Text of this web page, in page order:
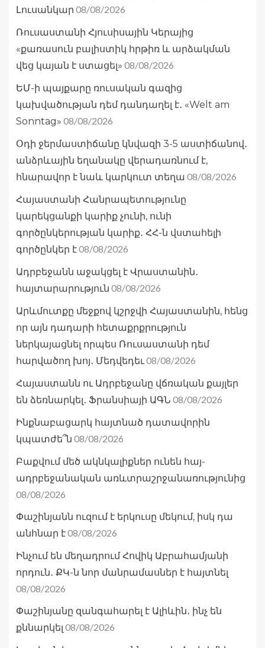
Լուսանկար 08/08/2026
Ռուսաստանի Հյուսիսային Կերայից
«քառասուն բալիստիկ հրթիռ և արձակման
վեց կայան է ստացել» 08/08/2026
ԵՄ-ի պայքարը ռուսական գազից
կախվածության դեմ դանդաղել է․ «Welt am
Sonntag» 08/08/2026
Օդի ջերմաստիճանը կնվազի 3-5 աստիճանով․
անձրևային եղանակը վերադառնում է,
հնարավոր է նաև կարկուտ տեղա 08/08/2026
Հայաստանի Հանրապետությունը
կարեկցանքի կարիք չունի, ունի
գործընկերության կարիք․ ՀՀ-ն վստահելի
գործընկեր է08/08/2026
Ադրբեջանն աջակցել է Վրաստանին․
հայտարարություն 08/08/2026
Արևմուտքը մեջքով կշրջվի Հայաստանին, հենց
որ այն դադարի հետաքրքրություն
ներկայացնել որպես Ռուսաստանի դեմ
հարվածող խոյ․ Մեդվեդեւ08/08/2026
Հայաստանն ու Ադրբեջանը վճռական քայլեր
են ձեռնարկել․ Ֆրանսիայի ԱԳՆ 08/08/2026
Ինքնաբացարկ հայտնած դատավորին
կպատժե՞ն 08/08/2026
Բաքվում մեծ ակնկալիքներ ունեն հայ-
ադրբեջանական առևտրաշրջանառությունից
08/08/2026
Փաշինյանն ուզում է երկուսը մեկում, իսկ դա
անհնար է08/08/2026
Ինչում են մեղադրում Հովիկ Աբրահամյանի
որդուն․ ՔԿ-ն նոր մանրամասներ է հայտնել
08/08/2026
Փաշինյանը զանգահարել է Ալիևին․ ինչ են
քննարկել 08/08/2026